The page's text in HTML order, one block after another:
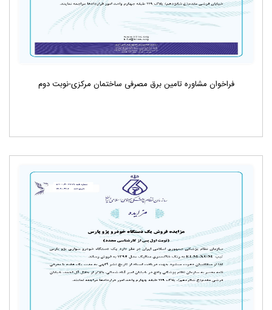
فراخوان مشاوره تامین برق مصرفی ساختمان مرکزی-نوبت دوم